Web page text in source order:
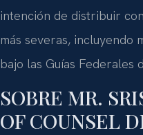
intención de distribuir
más severas, incluyendo
bajo las Guías Federales
SOBRE MR.
OF COUNSEL